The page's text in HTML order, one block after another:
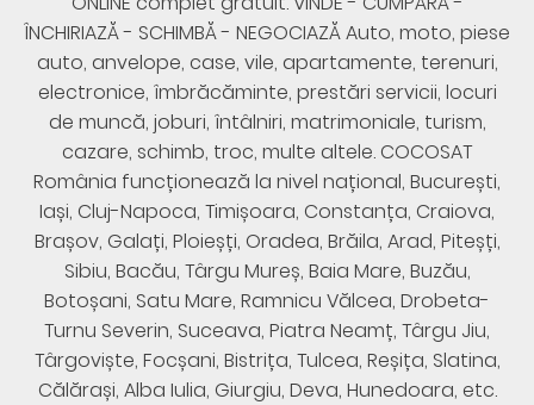
ÎNCHIRIAZĂ - SCHIMBĂ - NEGOCIAZĂ Auto, moto, piese
auto, anvelope, case, vile, apartamente, terenuri,
electronice, îmbrăcăminte, prestări servicii, locuri
de muncă, joburi, întâlniri, matrimoniale, turism,
cazare, schimb, troc, multe altele. COCOSAT
România funcționează la nivel național, București,
Iași, Cluj-Napoca, Timișoara, Constanța, Craiova,
Brașov, Galați, Ploieșți, Oradea, Brăila, Arad, Piteșți,
Sibiu, Bacău, Târgu Mureș, Baia Mare, Buzău,
Botoșani, Satu Mare, Ramnicu Vălcea, Drobeta-
Turnu Severin, Suceava, Piatra Neamț, Târgu Jiu,
Târgoviște, Focșani, Bistrița, Tulcea, Reșița, Slatina,
Călărași, Alba Iulia, Giurgiu, Deva, Hunedoara, etc.